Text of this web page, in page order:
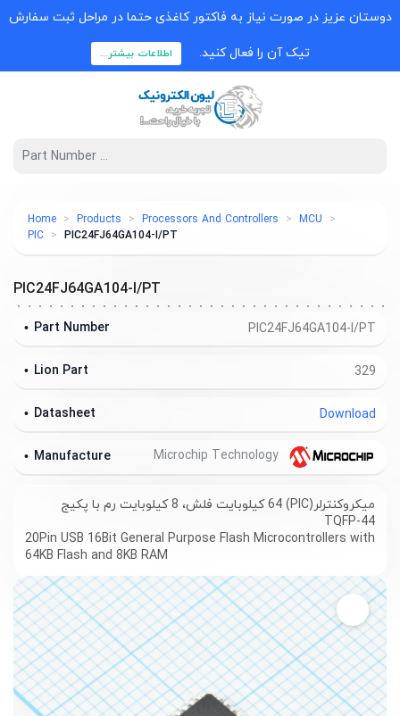
دوستان عزیز در صورت نیاز به فاکتور کاغذی حتما در مراحل ثبت سفارش
تیک آن را فعال کنید. اطلاعات بیشتر...
Home Products Processors And Controllers
MCU
PIC
PIC24FJ64GA104-I/PT
PIC24FJ64GA104-I/PT
PIC24FJ64GA104-I/PT
Part Number
329
Lion Part
Download
Datasheet
Manufacture
میکروکنترلر(PIC) 64 کیلوبایت فلش، 8 کیلوبایت رم با پکیج
TQFP-44
20Pin USB 16Bit General Purpose Flash Microcontrollers with
64KB Flash and 8KB RAM